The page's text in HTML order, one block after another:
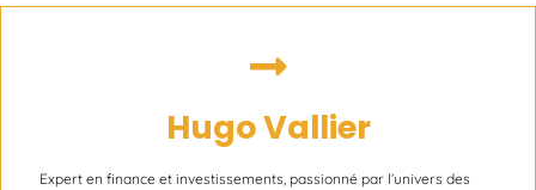
Hugo Vallier
Expert en finance et investissements, passionné par l’univers des